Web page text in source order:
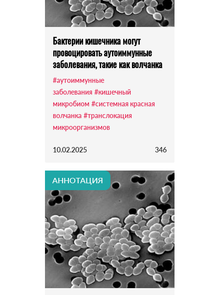
Бактерии кишечника могут
провоцировать аутоиммунные
заболевания, такие как волчанка
#аутоиммунные
заболевания #кишечный
микробиом #системная красная
волчанка #транслокация
микроорганизмов
10.02.2025 346
АННОТАЦИЯ